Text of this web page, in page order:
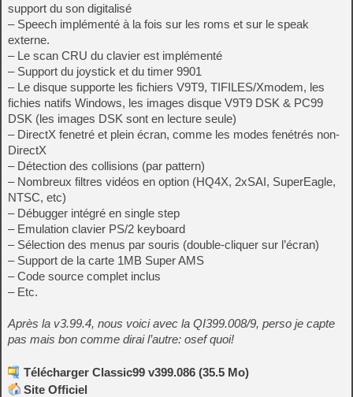
support du son digitalisé
– Speech implémenté à la fois sur les roms et sur le speak
externe.
– Le scan CRU du clavier est implémenté
– Support du joystick et du timer 9901
– Le disque supporte les fichiers V9T9, TIFILES/Xmodem, les
fichies natifs Windows, les images disque V9T9 DSK & PC99
DSK (les images DSK sont en lecture seule)
– DirectX fenetré et plein écran, comme les modes fenétrés non-
DirectX
– Détection des collisions (par pattern)
– Nombreux filtres vidéos en option (HQ4X, 2xSAI, SuperEagle,
NTSC, etc)
– Débugger intégré en single step
– Emulation clavier PS/2 keyboard
– Sélection des menus par souris (double-cliquer sur l’écran)
– Support de la carte 1MB Super AMS
– Code source complet inclus
– Etc.
Après la v3.99.4, nous voici avec la QI399.008/9, perso je capte
pas mais bon comme dirai l’autre: osef quoi!
Télécharger Classic99 v399.086 (35.5 Mo)
Site Officiel